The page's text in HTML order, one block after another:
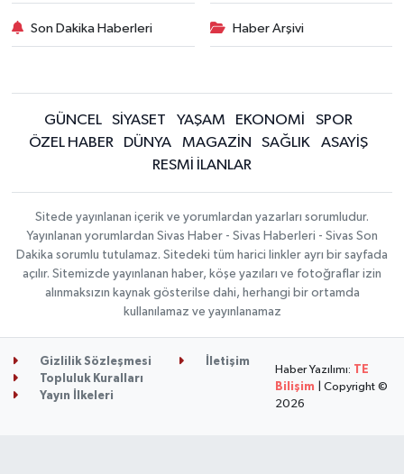
Son Dakika Haberleri Haber Arşivi
GÜNCEL SİYASET YAŞAM EKONOMİ
SPOR
ÖZEL HABER
DÜNYA MAGAZİN SAĞLIK
ASAYİŞ
RESMİ İLANLAR
Sitede yayınlanan içerik ve yorumlardan yazarları sorumludur.
Yayınlanan yorumlardan Sivas Haber - Sivas Haberleri - Sivas Son
Dakika sorumlu tutulamaz. Sitedeki tüm harici linkler ayrı bir sayfada
açılır. Sitemizde yayınlanan haber, köşe yazıları ve fotoğraflar izin
alınmaksızın kaynak gösterilse dahi, herhangi bir ortamda
kullanılamaz ve yayınlanamaz
Gizlilik Sözleşmesi
İletişim
Topluluk Kuralları
Yayın İlkeleri
Haber Yazılımı: TE
Bilişim | Copyright ©
2026